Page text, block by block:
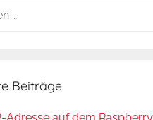
Beiträge